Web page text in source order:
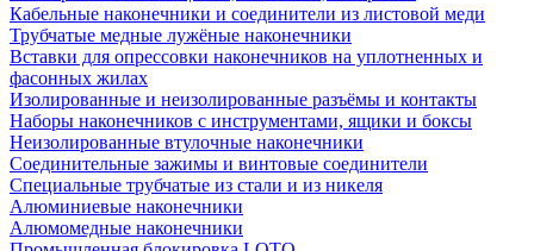
Кабельные наконечники и соединители из листовой меди
Трубчатые медные лужёные наконечники
Вставки для опрессовки наконечников на уплотненных и
фасонных жилах
Изолированные и неизолированные разъёмы и контакты
Наборы наконечников с инструментами, ящики и боксы
Неизолированные втулочные наконечники
Соединительные зажимы и винтовые соединители
Специальные трубчатые из стали и из никеля
Алюминиевые наконечники
Алюмомедные наконечники